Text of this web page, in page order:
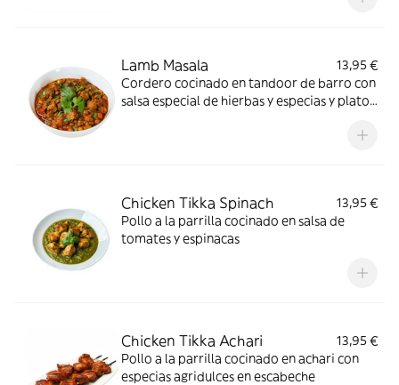
Lamb Masala
13,95 €
Cordero cocinado en tandoor de barro con
salsa especial de hierbas y especias y plato
Chicken Tikka Spinach
13,95 €
Pollo a la parrilla cocinado en salsa de
tomates y espinacas
Chicken Tikka Achari
13,95 €
Pollo a la parrilla cocinado en achari con
especias agridulces en escabeche